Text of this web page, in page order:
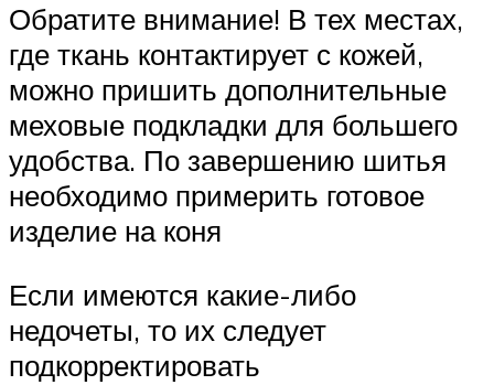
Обратите внимание! В тех местах,
где ткань контактирует с кожей,
можно пришить дополнительные
меховые подкладки для большего
удобства. По завершению шитья
необходимо примерить готовое
изделие на коня
Если имеются какие-либо
недочеты, то их следует
подкорректировать